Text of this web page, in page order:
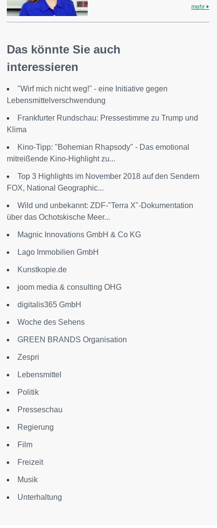
mehr
Das könnte Sie auch
interessieren
"Wirf mich nicht weg!" - eine Initiative gegen
Lebensmittelverschwendung
Frankfurter Rundschau: Pressestimme zu Trump und
Klima
Kino-Tipp: "Bohemian Rhapsody" - Das emotional
mitreißende Kino-Highlight zu...
Top 3 Highlights im November 2018 auf den Sendern
FOX, National Geographic...
Wild und unbekannt: ZDF-"Terra X"-Dokumentation
über das Ochotskische Meer...
Magnic Innovations GmbH & Co KG
Lago Immobilien GmbH
Kunstkopie.de
joom media & consulting OHG
digitalis365 GmbH
Woche des Sehens
GREEN BRANDS Organisation
Zespri
Lebensmittel
Politik
Presseschau
Regierung
Film
Freizeit
Musik
Unterhaltung